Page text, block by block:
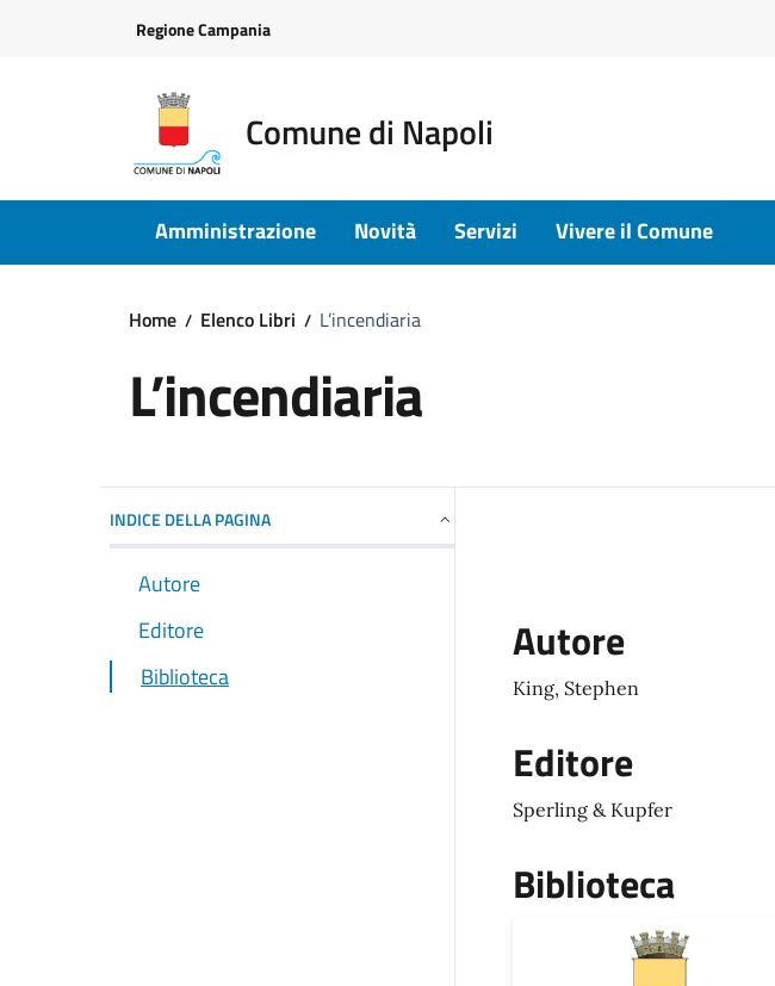
Regione Campania
Comune di Napoli
Amministrazione Novità Servizi Vivere il Comune
Home Elenco Libri L’incendiaria
L’incendiaria
INDICE DELLA PAGINA
Autore
Editore
Biblioteca
Autore
King, Stephen
Editore
Sperling & Kupfer
Biblioteca